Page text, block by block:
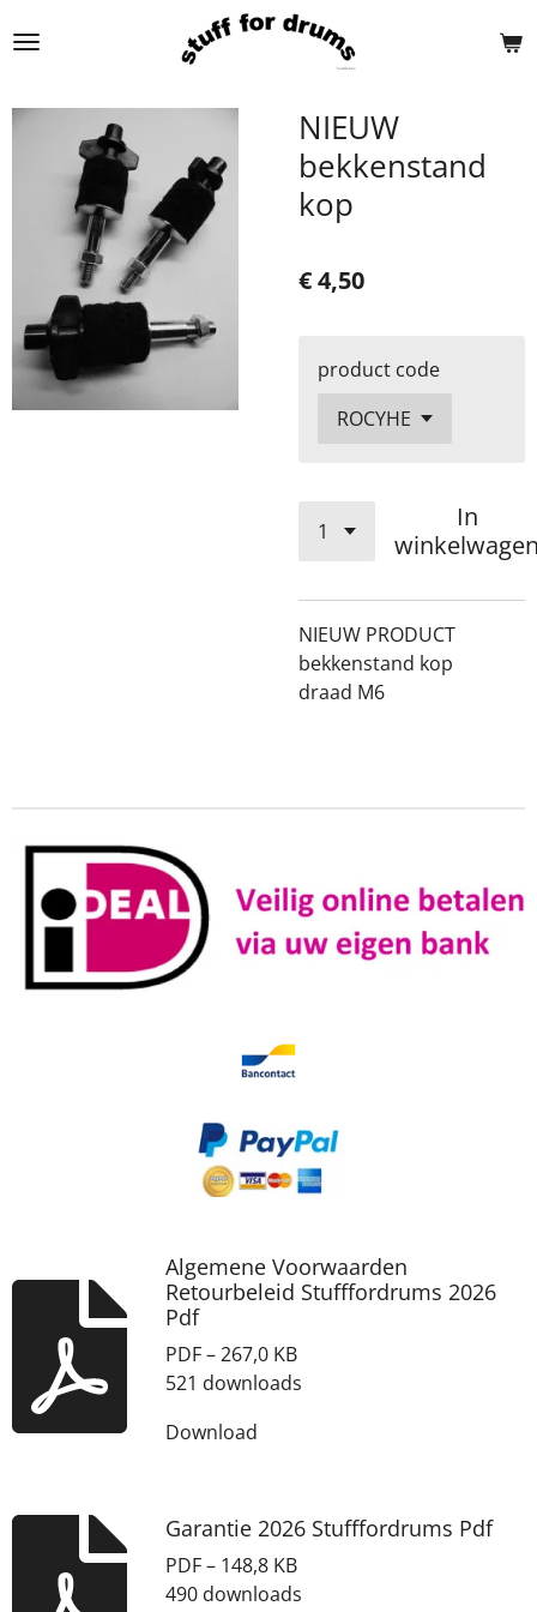
direct
de
hoofdinhoud
NIEUW
bekkenstand
kop
€ 4,50
product code
In
NIEUW PRODUCT
bekkenstand kop
draad M6
Algemene Voorwaarden
Retourbeleid Stufffordrums 2026
Pdf
PDF – 267,0 KB
521 downloads
Download
Garantie 2026 Stufffordrums Pdf
PDF – 148,8 KB
490 downloads